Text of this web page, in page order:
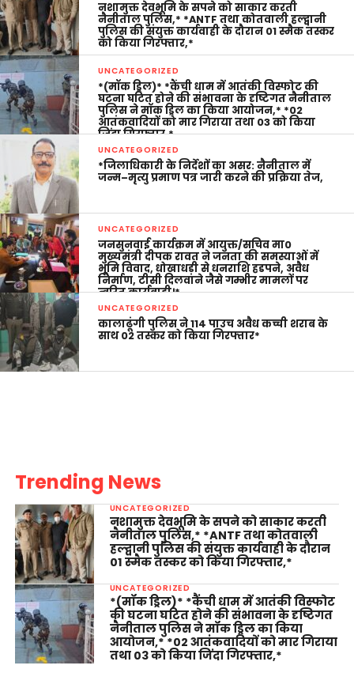
नशामुक्त देवभूमि के सपने को साकार करती
नैनीताल पुलिस,* *ANTF तथा कोतवाली हल्द्वानी
पुलिस की संयुक्त कार्यवाही के दौरान 01 स्मैक तस्कर
को किया गिरफ्तार,*
UNCATEGORIZED
*(मॉक ड्रिल)* *कैंची धाम में आतंकी विस्फोट की
घटना घटित होने की संभावना के दृष्टिगत नैनीताल
पुलिस ने मॉक ड्रिल का किया आयोजन,* *02
आतंकवादियों को मार गिराया तथा 03 को किया
जिंदा गिरफ्तार,*
UNCATEGORIZED
*जिलाधिकारी के निर्देशों का असर: नैनीताल में
जन्म–मृत्यु प्रमाण पत्र जारी करने की प्रक्रिया तेज,
UNCATEGORIZED
जनसुनवाई कार्यक्रम में आयुक्त/सचिव मा0
मुख्यमंत्री दीपक रावत ने जनता की समस्याओं में
भूमि विवाद, धोखाधड़ी से धनराशि हडपने, अवैध
निर्माण, टीसी दिलवाने जैसे गम्भीर मामलों पर
त्वरित कार्यवाही।*
UNCATEGORIZED
कालाढूंगी पुलिस ने 114 पाउच अवैध कच्ची शराब के
साथ 02 तस्कर को किया गिरफ्तार*
Trending News
UNCATEGORIZED
नशामुक्त देवभूमि के सपने को साकार करती
नैनीताल पुलिस,* *ANTF तथा कोतवाली
हल्द्वानी पुलिस की संयुक्त कार्यवाही के दौरान
01 स्मैक तस्कर को किया गिरफ्तार,*
UNCATEGORIZED
*(मॉक ड्रिल)* *कैंची धाम में आतंकी विस्फोट
की घटना घटित होने की संभावना के दृष्टिगत
नैनीताल पुलिस ने मॉक ड्रिल का किया
आयोजन,* *02 आतंकवादियों को मार गिराया
तथा 03 को किया जिंदा गिरफ्तार,*